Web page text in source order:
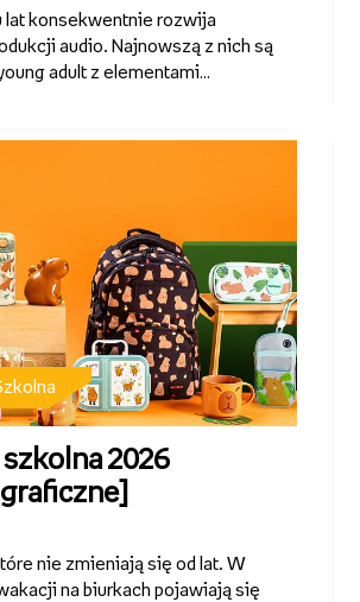
lat konsekwentnie rozwija
audio. Najnowszą z nich są
adult z elementami
2026
nie zmieniają się od lat. W
na biurkach pojawiają się